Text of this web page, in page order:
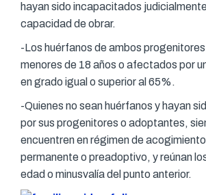
hayan sido incapacitados
capacidad de obrar.
-Los huérfanos de ambos
menores de 18 años o afectados por
en grado igual o superior al 65%.
-Quienes no sean huérfanos y hayan
por sus progenitores o adoptantes,
encuentren en régimen de
permanente o preadoptivo, y reúnan
edad o minusvalía del punto anterior.